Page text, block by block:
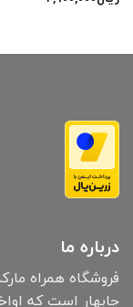
درباره ما
فروشگاه همراه